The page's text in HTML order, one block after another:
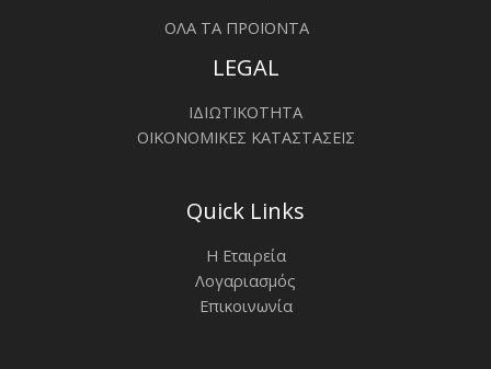
ΟΛΑ ΤΑ ΠΡΟΪΟΝΤΑ
LEGAL
ΙΔΙΩΤΙΚΟΤΗΤΑ
ΟΙΚΟΝΟΜΙΚΕΣ ΚΑΤΑΣΤΑΣΕΙΣ
Quick Links
Η Εταιρεία
Λογαριασμός
Επικοινωνία